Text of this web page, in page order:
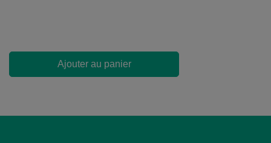
Ajouter au panier